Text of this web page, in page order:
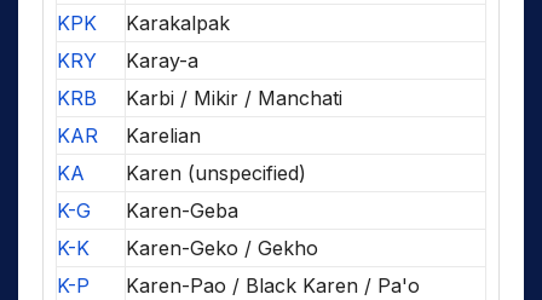
KPK
Karakalpak
KRY
Karay-a
KRB
Karbi / Mikir / Manchati
KAR
Karelian
KA
Karen (unspecified)
K-G
Karen-Geba
K-K
Karen-Geko / Gekho
K-P
Karen-Pao / Black Karen / Pa'o